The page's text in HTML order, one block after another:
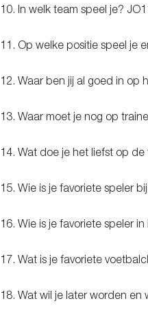
10. In welk team speel je?
11. Op welke positie speel je
12. Waar ben jij al goed in
13. Waar moet je nog op
14. Wat doe je het liefst op
15. Wie is je favoriete speler
16. Wie is je favoriete speler
17. Wat is je favoriete
18. Wat wil je later worden